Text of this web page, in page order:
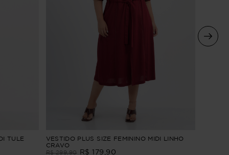
TULE
VESTIDO PLUS SIZE FEMININO MIDI LINHO
CRAVO
R$ 299,90 R$ 179 90